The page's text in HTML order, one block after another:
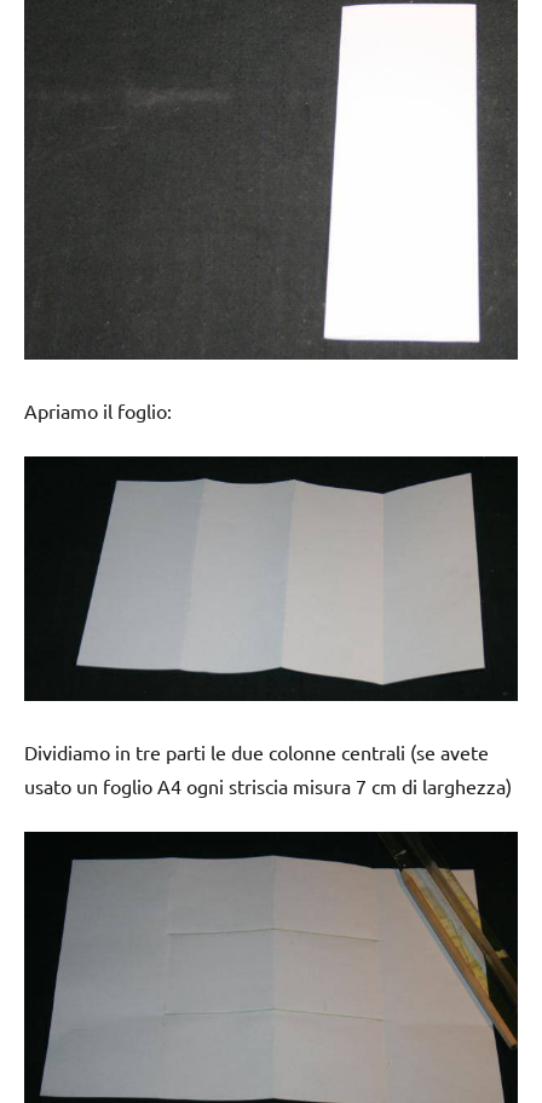
Apriamo il foglio:
Dividiamo in tre parti le due colonne centrali (se avete
usato un foglio A4 ogni striscia misura 7 cm di larghezza)